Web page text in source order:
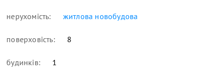
нерухомість: житлова новобудова
поверховість: 8
будинків: 1